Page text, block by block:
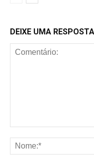
DEIXE UMA RESPOSTA